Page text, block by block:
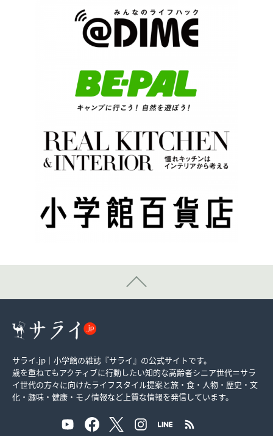
サライ.jp｜小学館の雑誌『サライ』の公式サイトです。
歳を重ねてもアクティブに行動したい知的な高齢者シニア世代＝サラ
イ世代の方々に向けたライフスタイル提案と旅・食・人物・歴史・文
化・趣味・健康・モノ情報など上質な情報を発信しています。